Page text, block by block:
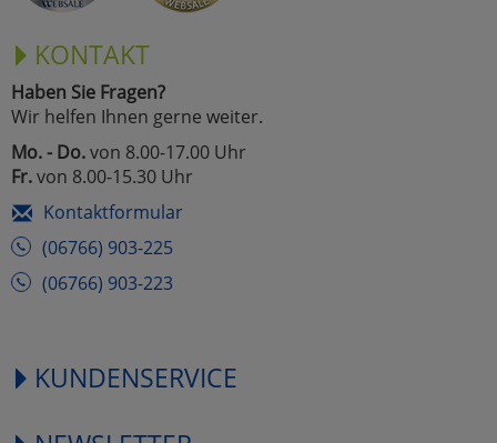
KONTAKT
Haben Sie Fragen?
Wir helfen Ihnen gerne weiter.
Mo. - Do.von 8.00-17.00 Uhr
Fr.von 8.00-15.30 Uhr
Kontaktformular
(06766) 903-225
(06766) 903-223
KUNDENSERVICE